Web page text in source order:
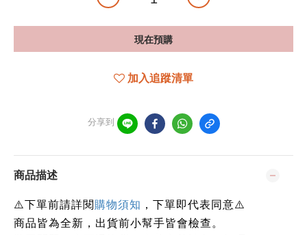
現在預購
加入追蹤清單
分享到
商品描述
⚠️下單前請詳閱購物須知 ，下單即代表同意⚠️
商品皆為全新，出貨前小幫手皆會檢查。